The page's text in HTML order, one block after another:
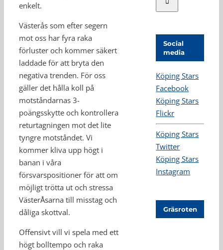
enkelt.
Västerås som efter segern
mot oss har fyra raka
förluster och kommer säkert
laddade för att bryta den
negativa trenden. För oss
gäller det hålla koll på
motståndarnas 3-
poängsskytte och kontrollera
returtagningen mot det lite
tyngre motståndet. Vi
kommer kliva upp högt i
banan i våra
försvarspositioner för att om
möjligt trötta ut och stressa
VästerÅsarna till misstag och
dåliga skottval.
Offensivt vill vi spela med ett
högt bolltempo och raka
Social
media
Köping Stars
Facebook
Köping Stars
Flickr
Köping Stars
Twitter
Köping Stars
Instagram
Gräsroten